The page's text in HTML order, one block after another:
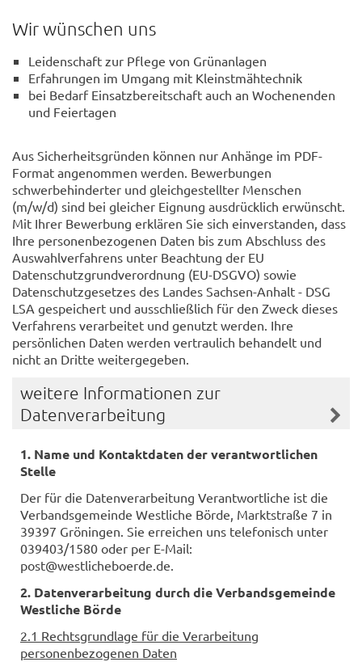
Wir wünschen uns
Leidenschaft zur Pflege von Grünanlagen
Erfahrungen im Umgang mit Kleinstmähtechnik
bei Bedarf Einsatzbereitschaft auch an Wochenenden
und Feiertagen
Aus Sicherheitsgründen können nur Anhänge im PDF-
Format angenommen werden. Bewerbungen
schwerbehinderter und gleichgestellter Menschen
(m/w/d) sind bei gleicher Eignung ausdrücklich erwünscht.
Mit Ihrer Bewerbung erklären Sie sich einverstanden, dass
Ihre personenbezogenen Daten bis zum Abschluss des
Auswahlverfahrens unter Beachtung der EU
Datenschutzgrundverordnung (EU-DSGVO) sowie
Datenschutzgesetzes des Landes Sachsen-Anhalt - DSG
LSA gespeichert und ausschließlich für den Zweck dieses
Verfahrens verarbeitet und genutzt werden. Ihre
persönlichen Daten werden vertraulich behandelt und
nicht an Dritte weitergegeben.
weitere Informationen zur
Datenverarbeitung
1. Name und Kontaktdaten der verantwortlichen
Stelle
Der für die Datenverarbeitung Verantwortliche ist die
Verbandsgemeinde Westliche Börde, Marktstraße 7 in
39397 Gröningen. Sie erreichen uns telefonisch unter
039403/1580 oder per E-Mail:
post@westlicheboerde.de.
2. Datenverarbeitung durch die Verbandsgemeinde
Westliche Börde
2.1 Rechtsgrundlage für die Verarbeitung
personenbezogenen Daten